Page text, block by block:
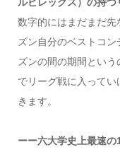
数字的にはまだまだ
ズン自分のベストコ
ズンの間の期間とい
でリーグ戦に入って
きます。
ーー六大学史上最速